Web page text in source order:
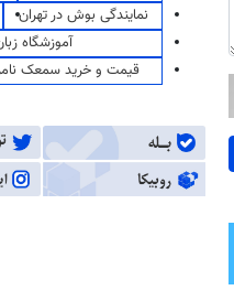
نمایندگی بوش در تهران
آموزشگاه
قیمت و خرید سمعک